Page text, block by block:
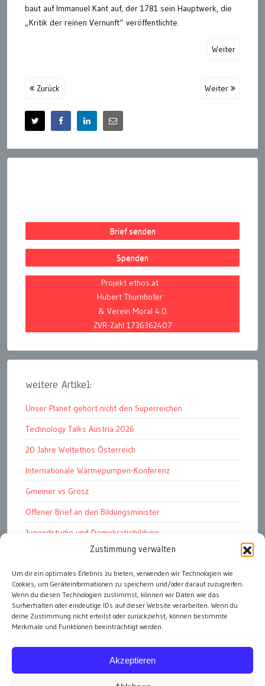
Zustimmung verwalten
Um dir ein optimales Erlebnis zu bieten, verwenden wir Technologien wie
Cookies, um Geräteinformationen zu speichern und/oder darauf zuzugreifen.
Wenn du diesen Technologien zustimmst, können wir Daten wie das
Surfverhalten oder eindeutige IDs auf dieser Website verarbeiten. Wenn du
deine Zustimmung nicht erteilst oder zurückziehst, können bestimmte
Merkmale und Funktionen beeinträchtigt werden.
Akzeptieren
baut auf Immanuel Kant auf, der 1781 sein Hauptwerk, die
„Kritik der reinen Vernunft“ veröffentlichte.
Weiter
Zurück Weiter
Brief senden
Spenden
Projekt ethos.at
Hubert Thurnhofer
& Verein Moral 4.0
ZVR-Zahl 1736362407
weitere Artikel:
Unser Planet gehört nicht den Superreichen
Technology Talks Austria 2026
20 Jahre Weltethos Österreich
Internationale Wärmepumpen-Konferenz
Gmeiner vs Grosz
Offener Brief an den Bildungsminister
Jugendstudie und Demokratiebildung
Solschenizyn, Dugin und der Westen
Finanzindustrie manipuliert Schüler
Chemtrails Contrails Geoengineering
alle Artikel